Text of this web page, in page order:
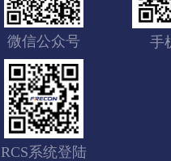
微信公众号 手
RCS系统登陆